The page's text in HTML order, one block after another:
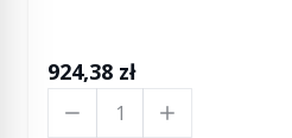
924,38 zł